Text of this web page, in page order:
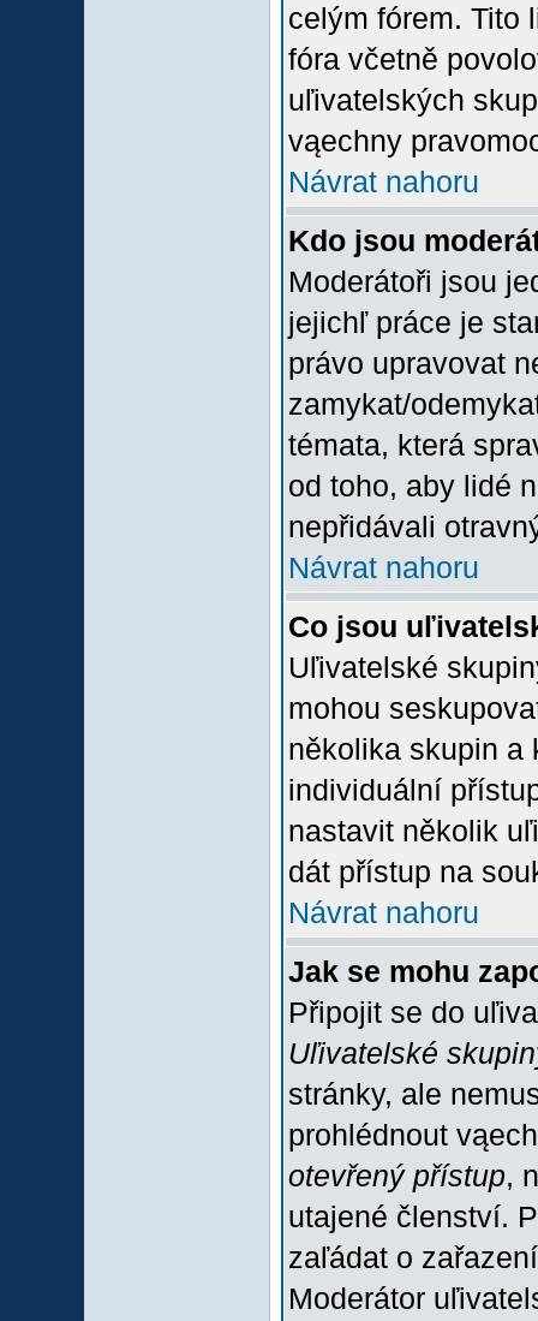
celým fórem. Tito
fóra včetně
uľivatelských
vąechny
Návrat nahoru
Kdo jsou
Moderátoři jsou
jejichľ práce je
právo upravovat
zamykat/
témata, která
od toho, aby lidé
nepřidávali
Návrat nahoru
Co jsou
Uľivatelské
mohou
několika skupin a
individuální
nastavit několik
dát přístup na
Návrat nahoru
Jak se mohu
Připojit se do
Uľivatelské
stránky, ale
prohlédnout
otevřený přístup,
utajené členství.
zaľádat o
Moderátor